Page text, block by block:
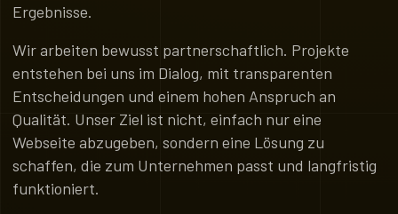
Ergebnisse.
Wir arbeiten bewusst partnerschaftlich. Projekte
entstehen bei uns im Dialog, mit transparenten
Entscheidungen und einem hohen Anspruch an
Qualität. Unser Ziel ist nicht, einfach nur eine
Webseite abzugeben, sondern eine Lösung zu
schaffen, die zum Unternehmen passt und langfristig
funktioniert.